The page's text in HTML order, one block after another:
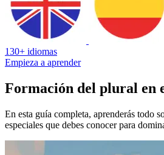
130+ idiomas
Empieza a aprender
Formación del plural en
En esta guía completa, aprenderás todo
especiales que debes conocer para